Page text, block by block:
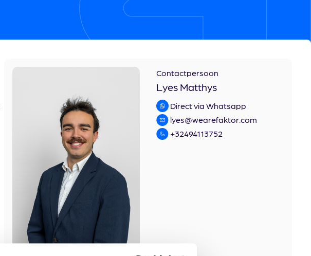
Contactpersoon
Lyes Matthys
Direct via Whatsapp
lyes@wearefaktor.com
+32494113752